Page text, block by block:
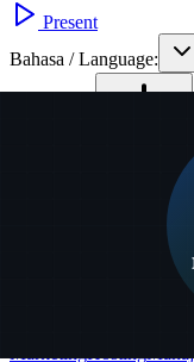
Present
Bahasa / Language:
Ubah Tema
Blog & Insight
Berita terbaru, tutorial
pengembangan web,